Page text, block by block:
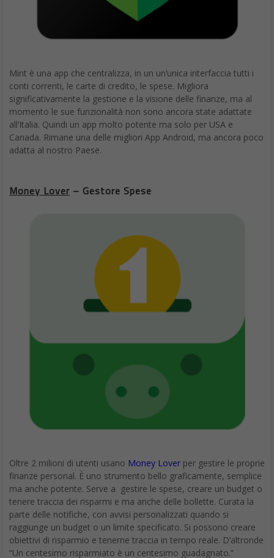
Mint è una app che centralizza, in un un’unica interfaccia tutti i
conti correnti, le carte di credito, le spese. Migliora
significativamente la gestione e la visione delle finanze, ma al
momento le sue funzionalità non sono ancora state adattate
all’Italia. Quindi un app molto potente ma solo per USA e
Canada. Rimane una delle migliori App Android, ma ancora poco
adatta al nostro Paese.
Money Lover – Gestore Spese
Oltre 2 milioni di utenti usano Money Lover per gestire le proprie
finanze personal. È uno strumento bello graficamente, semplice
ma anche potente. Serve a gestire le spese, creare un budget o
tenere traccia dei risparmi e ma anche delle bollette. Curata la
parte delle notifiche, con avvisi personalizzati quando si
raggiunge un budget o un limite specificato. Si possono creare
obiettivi di risparmio e tenerne traccia in tempo reale. D’altronde
“Un centesimo risparmiato è un centesimo guadagnato.”